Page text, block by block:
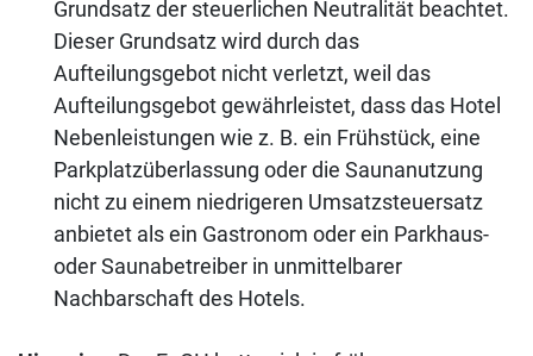
Grundsatz der steuerlichen Neutralität beachtet.
Dieser Grundsatz wird durch das
Aufteilungsgebot nicht verletzt, weil das
Aufteilungsgebot gewährleistet, dass das Hotel
Nebenleistungen wie z. B. ein Frühstück, eine
Parkplatzüberlassung oder die Saunanutzung
nicht zu einem niedrigeren Umsatzsteuersatz
anbietet als ein Gastronom oder ein Parkhaus-
oder Saunabetreiber in unmittelbarer
Nachbarschaft des Hotels.